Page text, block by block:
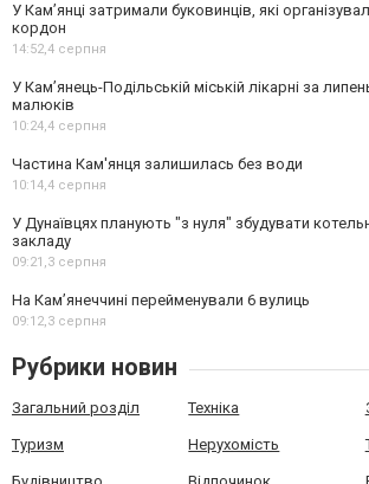
У Кам’янці затримали буковинців, які
кордон
14:52,4 серпня
У Кам’янець-Подільській міській лікарні за
малюків
10:24,4 серпня
Частина Кам'янця залишилась без води
10:14,4 серпня
У Дунаївцях планують "з нуля" збудувати
закладу
09:21,3 серпня
На Камʼянеччині перейменували 6 вулиць
09:12,3 серпня
Рубрики новин
Загальний розділ Техніка
Туризм Нерухомість